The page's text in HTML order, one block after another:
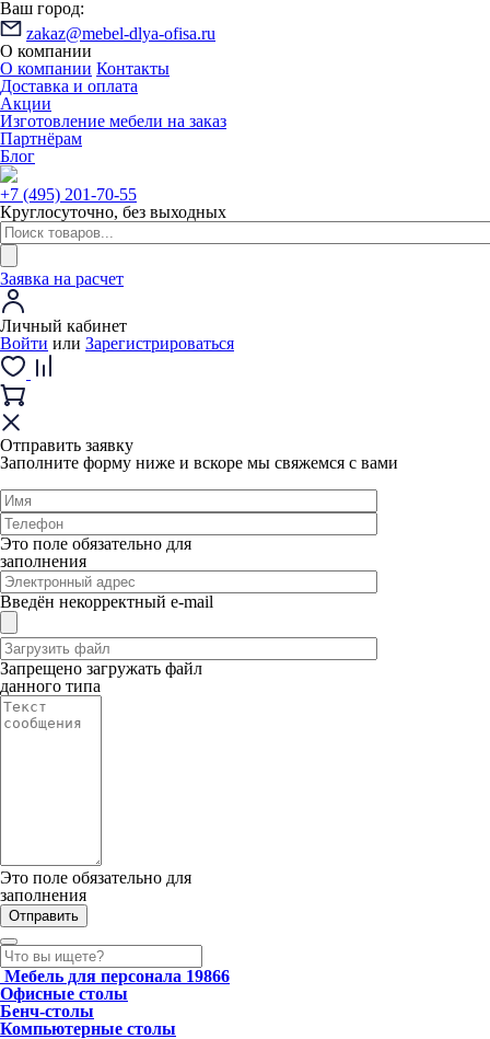
Ваш город:
zakaz@mebel-dlya-ofisa.ru
О компании
О компании Контакты
Доставка и оплата
Акции
Изготовление мебели на заказ
Партнёрам
Блог
+7 (495) 201-70-55
Круглосуточно, без выходных
Заявка на расчет
Личный кабинет
Войти или Зарегистрироваться
Отправить заявку
Заполните форму ниже и вскоре мы свяжемся с вами
Это поле обязательно для
заполнения
Введён некорректный e-mail
Запрещено загружать файл
данного типа
Это поле обязательно для
заполнения
Мебель для персонала 19866
Офисные столы
Бенч-столы
Компьютерные столы